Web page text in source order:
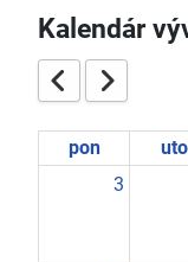
Kalendár
pon uto
3